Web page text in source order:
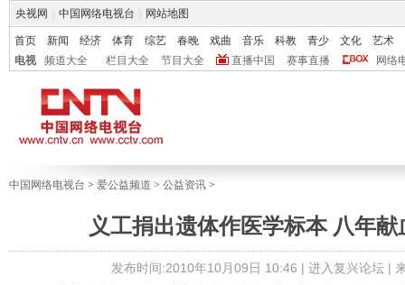
央视网 中国网络电视台 网站地图
首页 新闻 经济 体育 综艺 春晚 戏曲 音乐 科教 青少 文化
艺术
电视
频道大全 栏目大全 节目大全 直播中国 赛事直播 网络
中国网络电视台 > 爱公益频道 > 公益资讯 >
义工捐出遗体作医学标本 八年献
发布时间:2010年10月09日 10:46 | 进入复兴论坛|